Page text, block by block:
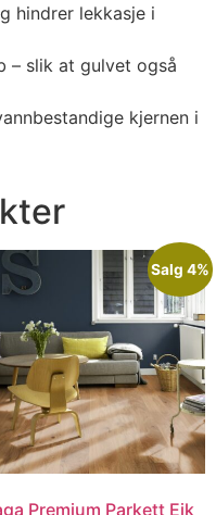
hindrer lekkasje i
– slik at gulvet også
kjernen i
Salg 4%
Premium Parkett Eik